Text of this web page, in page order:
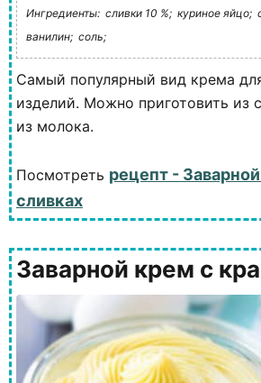
Ингредиенты: сливки 10 %; куриное яйцо;
ванилин; соль;
Самый популярный вид крема
изделий. Можно приготовить из
из молока.
Посмотреть рецепт -
сливках
Заварной крем с